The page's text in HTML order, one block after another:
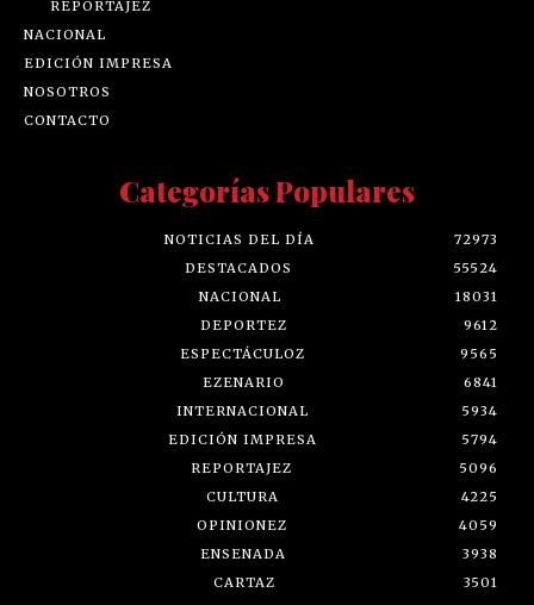
REPORTAJEZ
NACIONAL
EDICIÓN IMPRESA
NOSOTROS
CONTACTO
Categorías Populares
NOTICIAS DEL DÍA
72973
DESTACADOS
55524
NACIONAL
18031
DEPORTEZ
9612
ESPECTÁCULOZ
9565
EZENARIO
6841
INTERNACIONAL
5934
EDICIÓN IMPRESA
5794
REPORTAJEZ
5096
CULTURA
4225
OPINIONEZ
4059
ENSENADA
3938
CARTAZ
3501